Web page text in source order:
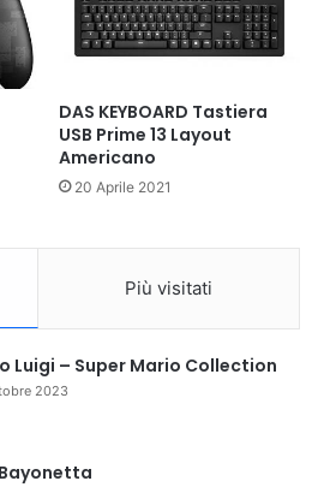
DAS KEYBOARD Tastiera
USB Prime 13 Layout
Americano
20 Aprile 2021
Più visitati
Luigi – Super Mario Collection
2023
Bayonetta